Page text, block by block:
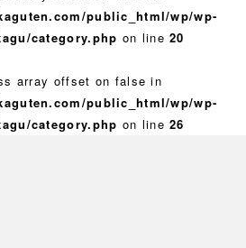
public_html/wp/wp-
category.php on line20
array offset on false in
public_html/wp/wp-
category.php on line26